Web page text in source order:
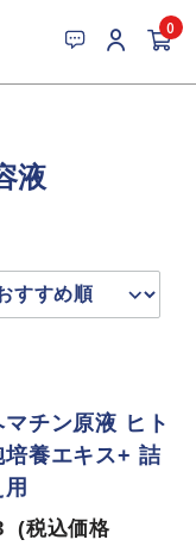
0
液
マチン原液 ヒト
培養エキス+ 詰
(税込価格